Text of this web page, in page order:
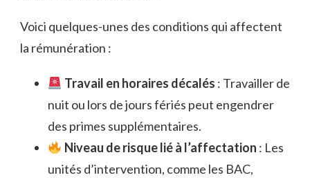
Voici quelques-unes des conditions qui affectent
la rémunération :
Travail en horaires décalés : Travailler de
nuit ou lors de jours fériés peut engendrer
des primes supplémentaires.
Niveau de risque lié à l’affectation : Les
unités d’intervention, comme les BAC,